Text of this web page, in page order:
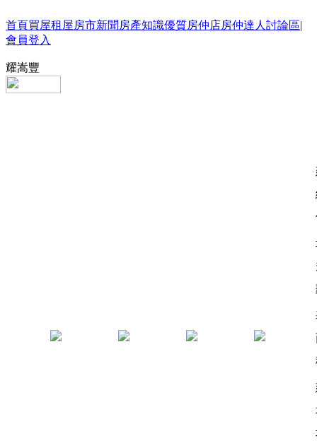
首頁買屋租屋房市新聞 房產知識優質房仲店房仲達人 討論區|
會員登入
耀嵩豐